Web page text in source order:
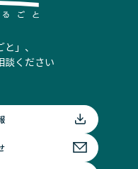
」、
談ください